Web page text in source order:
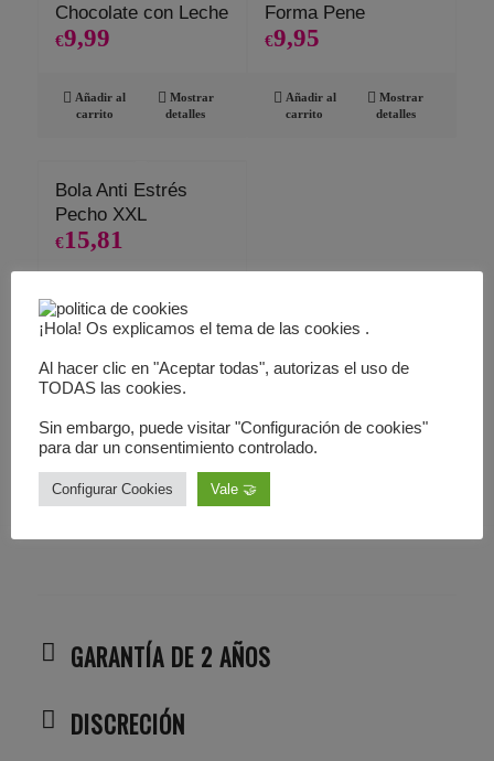
Chocolate con Leche
€9,99
Añadir al
carrito
Mostrar
detalles
Forma Pene
€9,95
Añadir al
carrito
Mostrar
detalles
Bola Anti Estrés
Pecho XXL
€15,81
carrito
detalles
1 2 3 ›
GARANTÍA DE 2 AÑOS
DISCRECIÓN
¡Hola! Os explicamos el tema de las cookies .
Al hacer clic en "Aceptar todas", autorizas el uso de
TODAS las cookies.
Sin embargo, puede visitar "Configuración de cookies"
para dar un consentimiento controlado.
Configurar Cookies Vale 🤝